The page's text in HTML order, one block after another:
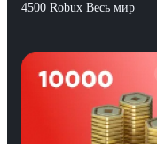
4500 Robux Весь мир